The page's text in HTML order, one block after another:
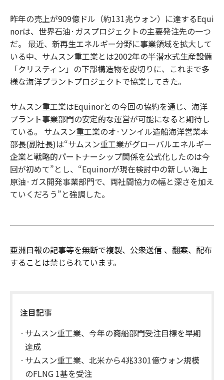
昨年の売上が909億ドル（約131兆ウォン）に達するEqui
norは、世界石油·ガスプロジェクトの主要発注先の一つ
だ。 最近、新再生エネルギー分野に事業領域を拡大して
いる中、サムスン重工業とは2002年の半潜水式生産設備
「クリスティン」の下部構造物を皮切りに、これまで多
様な海洋プラントプロジェクトで協業してきた。
サムスン重工業はEquinorとの今回の協約を通じ、海洋
プラント事業部門の安定的な運営が可能になると期待し
ている。 サムスン重工業のオ·ソンイル造船海洋営業本
部長(副社長)は“サムスン重工業がグローバルエネルギー
企業と戦略的パートナーシップ関係を公式化したのは今
回が初めて”とし、“Equinorが現在検討中の新しい海上
原油·ガス開発事業部門で、両社間協力の幅と深さを加え
ていくだろう”と強調した。
亜洲日報の記事等を無断で複製、公衆送信 、翻案、配布
することは禁じられています。
注目記事
サムスン重工業、今年の商船部門受注目標を早期
達成
サムスン重工業、北米から4兆3301億ウォン規模
のFLNG 1基を受注